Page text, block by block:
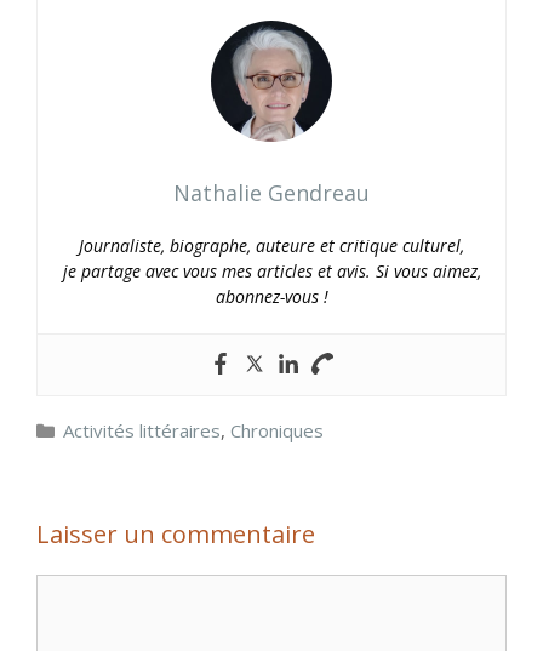
Nathalie Gendreau
Journaliste, biographe, auteure et critique culturel,
je partage avec vous mes articles et avis. Si vous aimez,
abonnez-vous !
Catégories
Activités littéraires, Chroniques
Laisser un commentaire